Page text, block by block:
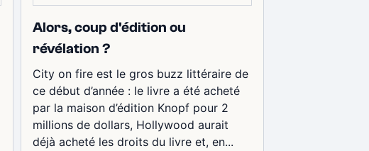
Alors, coup d'édition ou
révélation ?
City on fire est le gros buzz littéraire de
ce début d’année : le livre a été acheté
par la maison d’édition Knopf pour 2
millions de dollars, Hollywood aurait
déjà acheté les droits du livre et, en...